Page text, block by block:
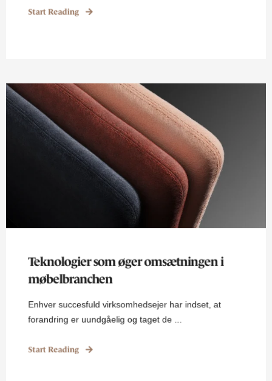
Start Reading
Teknologier som øger omsætningen i
møbelbranchen
Enhver succesfuld virksomhedsejer har indset, at
forandring er uundgåelig og taget de ...
Start Reading